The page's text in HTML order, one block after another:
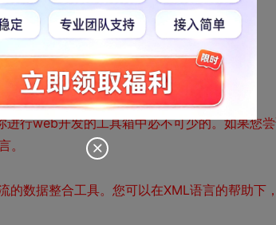
下很多流行的网络应用程序都广泛使用
务而继续存在。
行web开发的工具箱中必不可少的。如果您
。
数据整合工具。您可以在XML语言的帮助下